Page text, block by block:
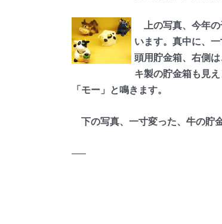
上の写真、今年の
います。真中に、
頭用貯金箱、右側
キ製の貯金箱も見
「モー」と鳴きます。
下の写真、一寸変った、牛の貯
—–